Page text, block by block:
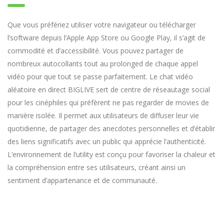
Que vous préfériez utiliser votre navigateur ou télécharger
l’software depuis l’Apple App Store ou Google Play, il s’agit de
commodité et d’accessibilité. Vous pouvez partager de
nombreux autocollants tout au prolonged de chaque appel
vidéo pour que tout se passe parfaitement. Le chat vidéo
aléatoire en direct BIGLIVE sert de centre de réseautage social
pour les cinéphiles qui préfèrent ne pas regarder de movies de
manière isolée. Il permet aux utilisateurs de diffuser leur vie
quotidienne, de partager des anecdotes personnelles et d’établir
des liens significatifs avec un public qui apprécie l’authenticité.
L’environnement de l’utility est conçu pour favoriser la chaleur et
la compréhension entre ses utilisateurs, créant ainsi un
sentiment d’appartenance et de communauté.